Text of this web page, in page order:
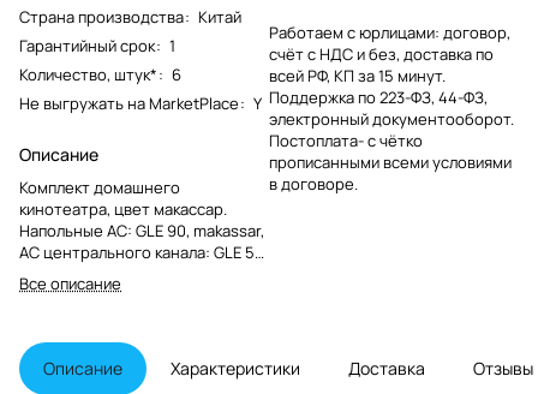
Страна производства: Китай
Гарантийный срок: 1
Количество, штук*: 6
Не выгружать на MarketPlace: Y
Описание
Комплект домашнего
кинотеатра, цвет макассар.
Напольные АС: GLE 90, makassar,
АС центрального канала: GLE 50,
makassar, Настенные АС: GLE 10,
makassar, Ресивер Smart Amp 5.1
Bluetooth, HDMI, AirPlay 2,
Chromecast, Spotify Connect,
Dolby Atmos
Все описание
Работаем с юрлицами: договор,
счёт с НДС и без, доставка по
всей РФ, КП за 15 минут.
Поддержка по 223-ФЗ, 44-ФЗ,
электронный документооборот.
Постоплата- с чётко
прописанными всеми условиями
в договоре.
Описание Характеристики Доставка Отзывы